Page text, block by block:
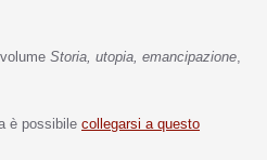
Storia, utopia, emancipazione,
è possibile collegarsi a questo